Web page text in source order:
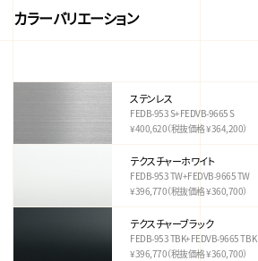
カラーバリエーション
ステンレス
FEDB-953 S+FEDVB-9665 S
¥400,620（税抜価格 ¥364,200）
テクスチャーホワイト
FEDB-953 TW+FEDVB-9665 TW
¥396,770（税抜価格 ¥360,700）
テクスチャーブラック
FEDB-953 TBK+FEDVB-9665 TBK
¥396,770（税抜価格 ¥360,700）